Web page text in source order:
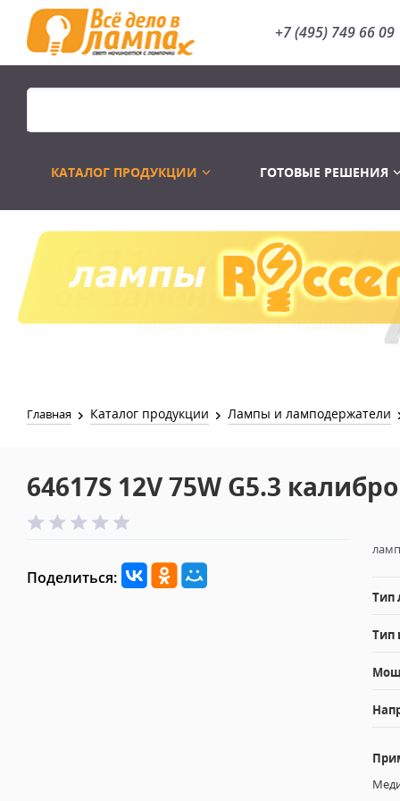
+7 (495) 749 66 09
КАТАЛОГ ПРОДУКЦИИ
Распродажа Лампы
ГОТОВЫЕ РЕШЕНИЯ
Главная Каталог продукции Лампы и ламподержатели
64617S 12V 75W G5.3
Поделиться:
Тип
Тип